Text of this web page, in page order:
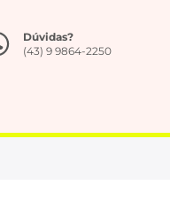
Dúvidas?
(43) 9 9864-2250